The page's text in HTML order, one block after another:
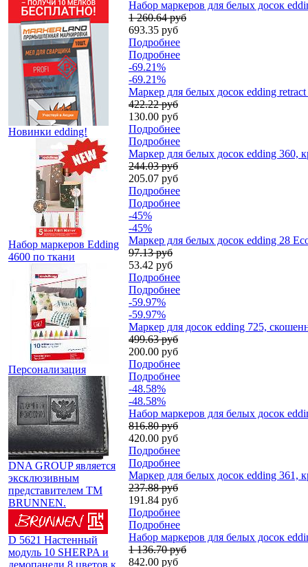
Новинки edding!
Набор маркеров Edding
4600 по ткани
Персонализация
DNA GROUP является
эксклюзивным
представителем TM
BRUNNEN.
D 5621 Настенный
модуль 10 SHERPA и
демопанели 8 цветов к
Набор маркеров для белых досок
1 260.64 руб
693.35 руб
Подробнее
Подробнее
-69.21%
-69.21%
Маркер для белых досок edding
422.22 руб
130.00 руб
Подробнее
Подробнее
Маркер для белых досок edding 360,
244.03 руб
205.07 руб
Подробнее
Подробнее
-45%
-45%
Маркер для белых досок edding 28
97.13 руб
53.42 руб
Подробнее
Подробнее
-59.97%
-59.97%
Маркер для досок edding 725,
499.63 руб
200.00 руб
Подробнее
Подробнее
-48.58%
-48.58%
Набор маркеров для белых досок
816.80 руб
420.00 руб
Подробнее
Подробнее
Маркер для белых досок edding 361,
237.88 руб
191.84 руб
Подробнее
Подробнее
Набор маркеров для белых досок
1 136.70 руб
842.00 руб